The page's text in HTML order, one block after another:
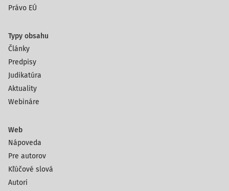
Právo EÚ
Typy obsahu
Články
Predpisy
Judikatúra
Aktuality
Webináre
Web
Nápoveda
Pre autorov
Kľúčové slová
Autori